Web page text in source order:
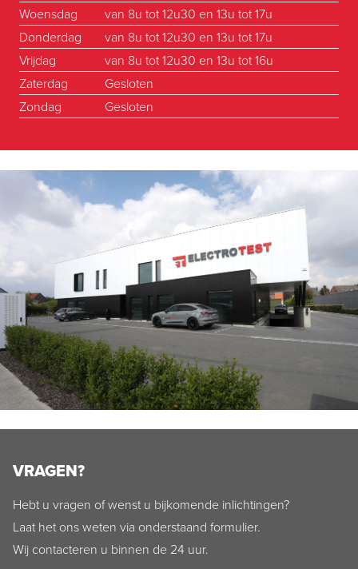
Woensdag
van 8u tot 12u30 en 13u tot 17u
Donderdag
van 8u tot 12u30 en 13u tot 17u
Vrijdag
van 8u tot 12u30 en 13u tot 16u
Zaterdag
Gesloten
Zondag
Gesloten
VRAGEN?
Hebt u vragen of wenst u bijkomende inlichtingen?
Laat het ons weten via onderstaand formulier.
Wij contacteren u binnen de 24 uur.